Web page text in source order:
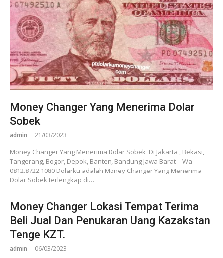
Money Changer Yang Menerima Dolar
Sobek
admin 21/03/2023
Money Changer Yang Menerima Dolar Sobek Di Jakarta , Bekasi,
Tangerang, Bogor, Depok, Banten, Bandung Jawa Barat – Wa
0812.8722.1080 Dolarku adalah Money Changer Yang Menerima
Dolar Sobek terlengkap di…
Money Changer Lokasi Tempat Terima
Beli Jual Dan Penukaran Uang Kazakstan
Tenge KZT.
admin 06/03/2023